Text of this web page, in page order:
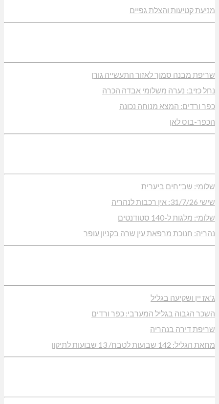
מניעת קטיעות והצלת גפיים
שריפת מבנה סמוך לאזור התעשייה גורן
נחל כזיב: נערה משלומי אבדה הכרה
כפר ורדים: המצא מנוחה נכונה
הכפר-בוס לאן
שלומי: שב"חים ביערית
שישי 31/7/26: אין רכבות לנהריה
שלומי: מלגות ל-140 סטודנטים
נהריה: חנוכת מרפאת עין שרה בקניון עופר
ג'אז יין ושקיעה בגליל
השכר הגבוה בגליל המערבי: כפר ורדים
שריפת דירה בנהריה
מחאת הגליל: 142 שבועות לטבח/ 13 שבועות לתיקון